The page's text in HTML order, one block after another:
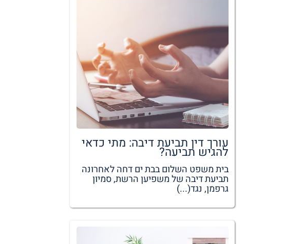
עורך דין תביעת דיבה: מתי כדאי
להגיש תביעה?
בית משפט השלום בבת ים דחה לאחרונה
תביעת דיבה של משפיען הרשת, סמיון
גרפמן, נגד(...)